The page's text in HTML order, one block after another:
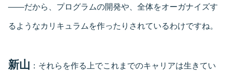
――だから、プログラムの開発や、全体をオーガナイズす
るようなカリキュラムを作ったりされているわけですね。
新山 ：それらを作る上でこれまでのキャリアは生きてい